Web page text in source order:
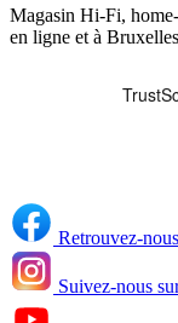
Magasin Hi-Fi,
en ligne et à Bruxelles
Retrouvez-
Suivez-nous